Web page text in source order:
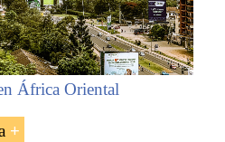
África Oriental